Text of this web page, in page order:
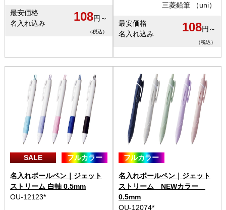
最安価格
名入れ込み
108円～
（税込）
三菱鉛筆 （uni）
最安価格
名入れ込み
108円～
（税込）
SALE フルカラー
名入れボールペン｜ジェット
ストリーム 白軸 0.5mm
OU-12123*
フルカラー
名入れボールペン｜ジェット
ストリーム NEWカラー
0.5mm
OU-12074*